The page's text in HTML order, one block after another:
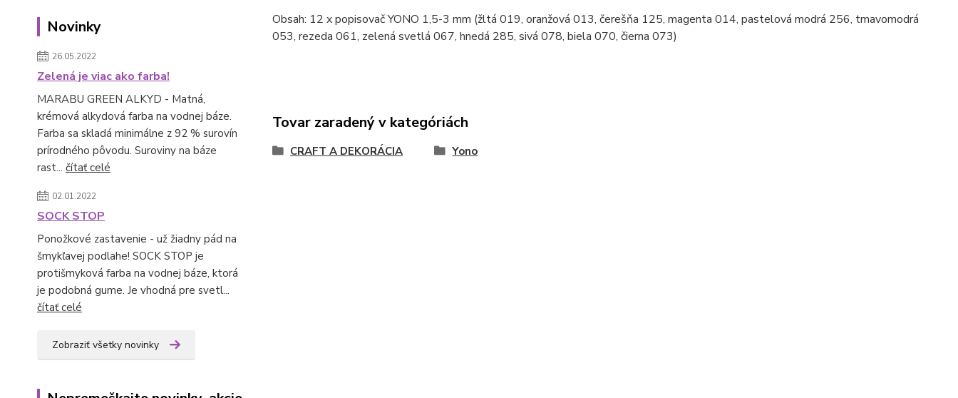
Novinky
26.05.2022
Zelená je viac ako farba!
MARABU GREEN ALKYD - Matná,
krémová alkydová farba na vodnej báze.
Farba sa skladá minimálne z 92 % surovín
prírodného pôvodu. Suroviny na báze
rast... čítať celé
02.01.2022
SOCK STOP
Ponožkové zastavenie - už žiadny pád na
šmykľavej podlahe! SOCK STOP je
protišmyková farba na vodnej báze, ktorá
je podobná gume. Je vhodná pre svetl...
čítať celé
Zobraziť všetky novinky
Obsah: 12 x popisovač YONO 1,5-3 mm (žltá 019, oranžová 013, čerešňa 125, magenta 014, pastelová modrá 256, tmavomodrá
053, rezeda 061, zelená svetlá 067, hnedá 285, sivá 078, biela 070, čierna 073)
Tovar zaradený v kategóriách
CRAFT A DEKORÁCIA Yono